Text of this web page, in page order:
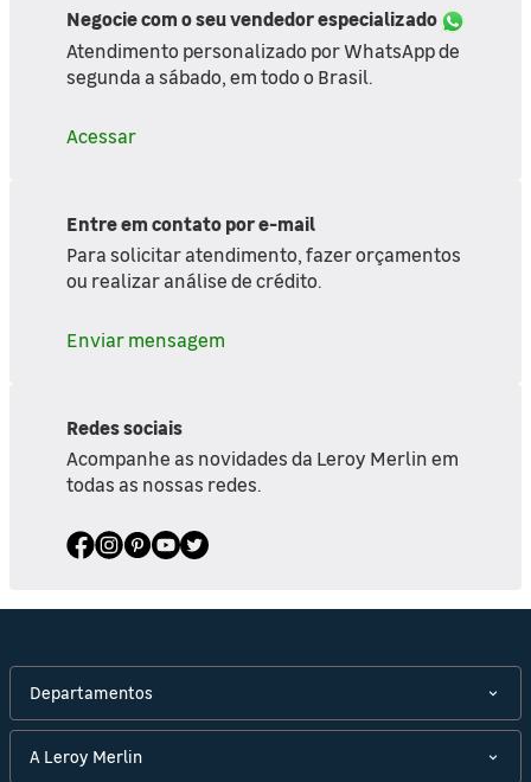
Negocie com o seu vendedor especializado
Atendimento personalizado por WhatsApp de
segunda a sábado, em todo o Brasil.
Acessar
Entre em contato por e-mail
Para solicitar atendimento, fazer orçamentos
ou realizar análise de crédito.
Enviar mensagem
Redes sociais
Acompanhe as novidades da Leroy Merlin em
todas as nossas redes.
Departamentos
A Leroy Merlin